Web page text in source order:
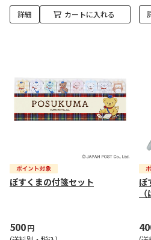
詳細 カートに入れる
ぽすくまの付箋セット
500円
ぽ